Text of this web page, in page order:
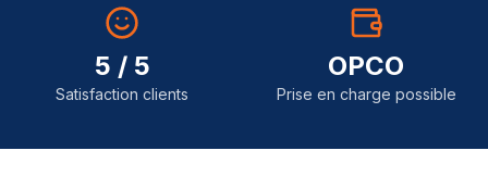
5 / 5
Satisfaction clients
OPCO
Prise en charge possible